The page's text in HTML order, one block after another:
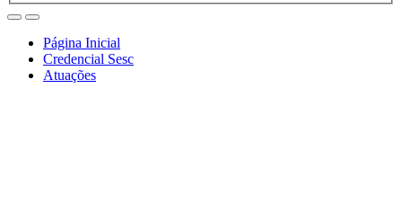
Página Inicial
Credencial Sesc
Atuações